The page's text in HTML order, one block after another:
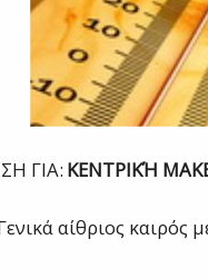
ΓΙΑ: ΚΕΝΤΡΙΚΉ
αίθριος καιρός